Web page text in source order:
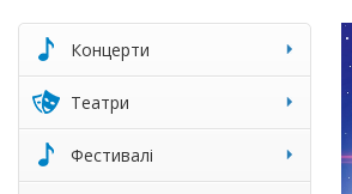
Концерти
Театри
Фестивалі